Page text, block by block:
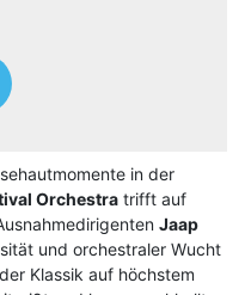
in der
Orchestra trifft auf
Jaap
und orchestraler Wucht
Klassik auf höchstem